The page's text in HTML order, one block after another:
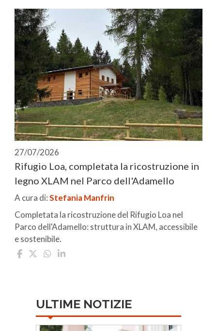
27/07/2026
Rifugio Loa, completata la ricostruzione in
legno XLAM nel Parco dell'Adamello
A cura di:Stefania Manfrin
Completata la ricostruzione del Rifugio Loa nel
Parco dell'Adamello: struttura in XLAM, accessibile
e sostenibile.
ULTIME NOTIZIE